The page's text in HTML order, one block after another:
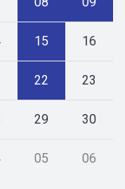
15 16
22 23
29 30
05 06